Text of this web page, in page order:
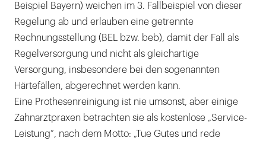
Beispiel Bayern) weichen im 3. Fallbeispiel von dieser
Regelung ab und erlauben eine getrennte
Rechnungsstellung (BEL bzw. beb), damit der Fall als
Regelversorgung und nicht als gleichartige
Versorgung, insbesondere bei den sogenannten
Härtefällen, abgerechnet werden kann.
Eine Prothesenreinigung ist nie umsonst, aber einige
Zahnarztpraxen betrachten sie als kostenlose „Service-
Leistung“, nach dem Motto: „Tue Gutes und rede